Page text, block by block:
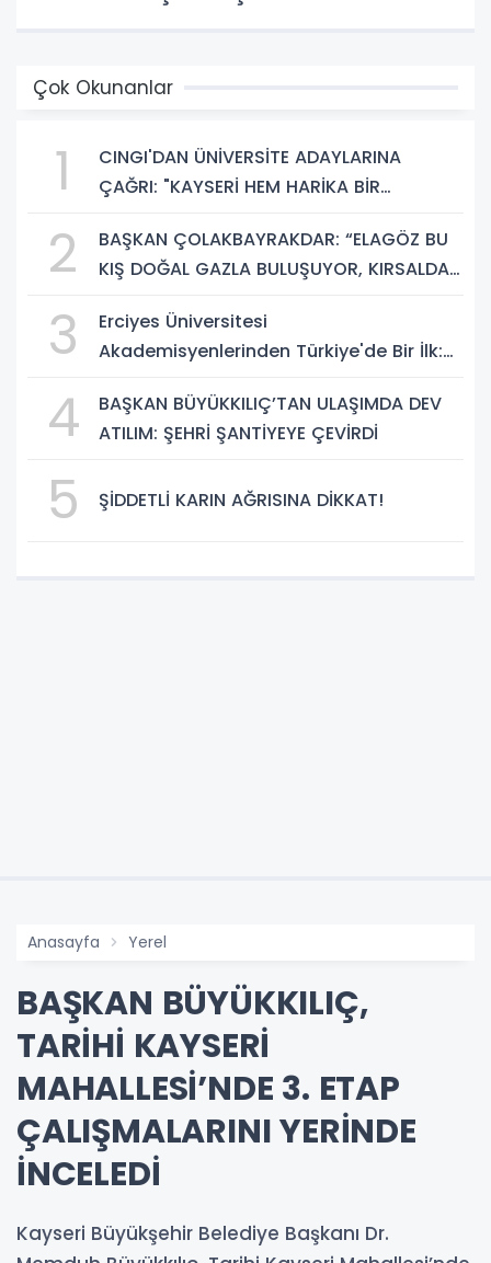
Çok Okunanlar
1
CINGI'DAN ÜNİVERSİTE ADAYLARINA
ÇAĞRI: "KAYSERİ HEM HARİKA BİR
GELECEK SUNUYOR"
2
BAŞKAN ÇOLAKBAYRAKDAR: “ELAGÖZ BU
KIŞ DOĞAL GAZLA BULUŞUYOR, KIRSALDA
3
Erciyes Üniversitesi
Akademisyenlerinden Türkiye'de Bir İlk:
Yapay Zekâ Dönemi
4
BAŞKAN BÜYÜKKILIÇ’TAN ULAŞIMDA DEV
ATILIM: ŞEHRİ ŞANTİYEYE ÇEVİRDİ
5 ŞİDDETLİ KARIN AĞRISINA DİKKAT!
Anasayfa Yerel
BAŞKAN BÜYÜKKILIÇ,
TARİHİ KAYSERİ
MAHALLESİ’NDE 3. ETAP
ÇALIŞMALARINI YERİNDE
İNCELEDİ
Kayseri Büyükşehir Belediye Başkanı Dr.